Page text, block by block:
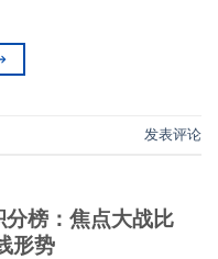
发表评论
榜：焦点大战比
形势